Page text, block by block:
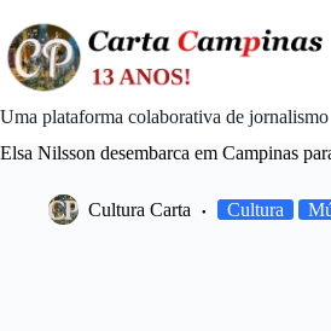
content
Uma plataforma colaborativa de jornalismo
Elsa Nilsson desembarca em Campinas
Cultura Carta Cultura